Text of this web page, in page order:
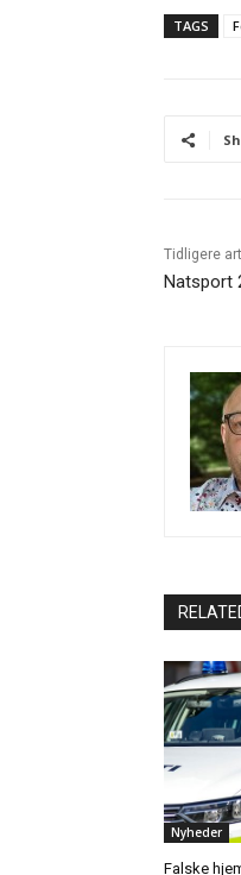
TAGS
Tidligere
Natsport
Nyheder
Falske